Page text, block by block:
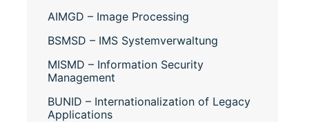
AIMGD – Image Processing
BSMSD – IMS Systemverwaltung
MISMD – Information Security
Management
BUNID – Internationalization of Legacy
Applications